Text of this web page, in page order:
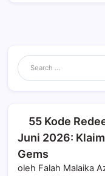
55 Kode
Juni 2026:
Gems
oleh Falah Malaika